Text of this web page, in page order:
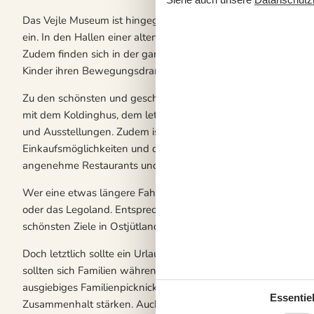
Das Vejle Museum ist hingegen ein kulturhistorisches
ein. In den Hallen einer alten Spinnerei untergebracht, kommt
Zudem finden sich in der ganzen Region schöne Spielplätze,
Kinder ihren Bewegungsdrang ausleben können.
Zu den schönsten und geschichtsträchtigsten Orten der
mit dem Koldinghus, dem letzten Königsschloss Jütlands auf,
und Ausstellungen. Zudem ist die Stadt beliebt bei
Einkaufsmöglichkeiten und der alte Stadtkern lädt zu
angenehme Restaurants und gemütliche Cafés.
Wer eine etwas längere Fahrt in Kauf nimmt, der kann auch
oder das Legoland. Entsprechend ist Hvidbjerg auch für
schönsten Ziele in Ostjütland problemlos zu erreichen.
Doch letztlich sollte ein Urlaub in Hvidbjerg auch der
sollten sich Familien während eines Urlaubs in Hvidbjerg
ausgiebiges Familienpicknick sind die Urlaubserlebnisse, die
Zusammenhalt stärken. Auch wenn es in der Region viel zu